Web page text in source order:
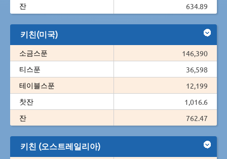
잔
634.89
키친(미국)
소금스푼
146,390
티스푼
36,598
테이블스푼
12,199
찻잔
1,016.6
잔
762.47
키친 (오스트레일리아)